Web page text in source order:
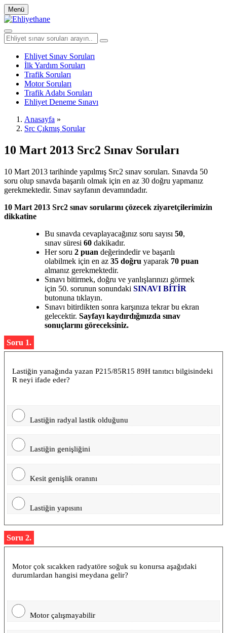
Menü
Ehliyet Sınav Soruları
İlk Yardım Soruları
Trafik Soruları
Motor Soruları
Trafik Adabı Soruları
Ehliyet Deneme Sınavı
Anasayfa »
Src Çıkmış Sorular
10 Mart 2013 Src2 Sınav Soruları
10 Mart 2013 tarihinde yapılmış Src2 sınav soruları. Sınavda 50
soru olup sınavda başarılı olmak için en az 30 doğru yapmanız
gerekmektedir. Sınav sayfanın devamındadır.
10 Mart 2013 Src2 sınav sorularını çözecek ziyaretçilerimizin
dikkatine
Bu sınavda cevaplayacağınız soru sayısı 50,
sınav süresi 60 dakikadır.
Her soru 2 puan değerindedir ve başarılı
olabilmek için en az 35 doğru yaparak 70 puan
almanız gerekmektedir.
Sınavı bitirmek, doğru ve yanlışlarınızı görmek
için 50. sorunun sonundaki SINAVI BİTİR
butonuna tıklayın.
Sınavı bitirdikten sonra karşınıza tekrar bu ekran
gelecektir. Sayfayı kaydırdığınızda sınav
sonuçlarını göreceksiniz.
Soru 1.
Lastiğin yanağında yazan P215/85R15 89H tanıtıcı bilgisindeki
R neyi ifade eder?
Lastiğin radyal lastik olduğunu
Lastiğin genişliğini
Kesit genişlik oranını
Lastiğin yapısını
Soru 2.
Motor çok sıcakken radyatöre soğuk su konursa aşağıdaki
durumlardan hangisi meydana gelir?
Motor çalışmayabilir